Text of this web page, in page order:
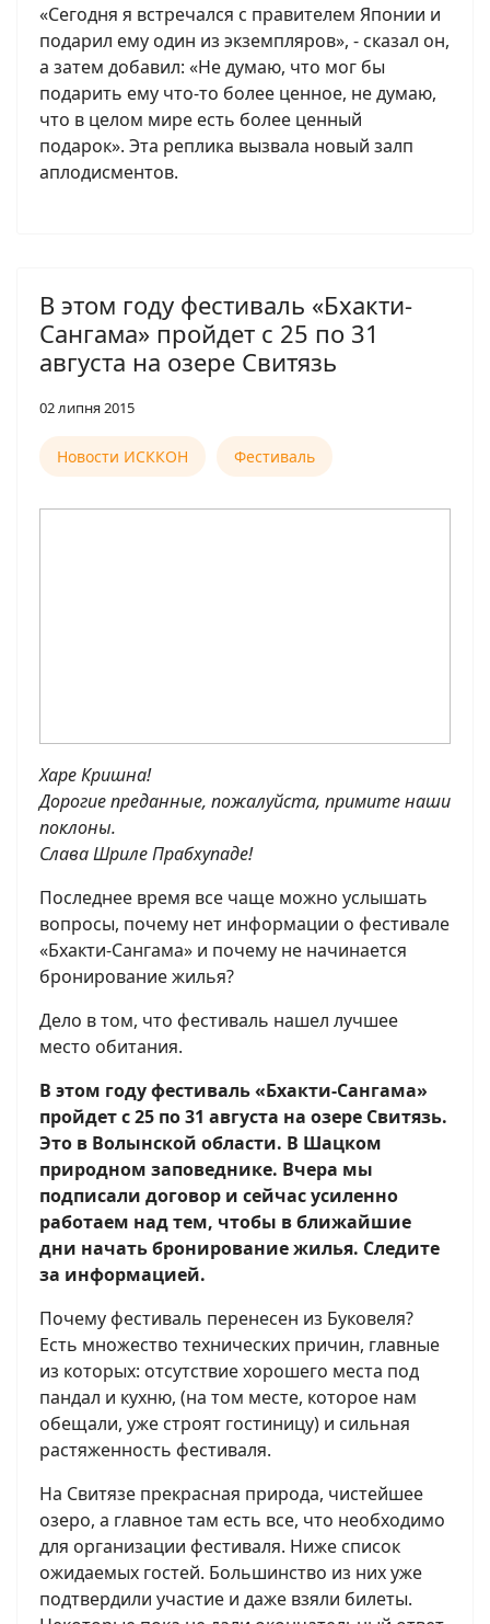
«Сегодня я встречался с правителем Японии и
подарил ему один из экземпляров», - сказал он,
а затем добавил: «Не думаю, что мог бы
подарить ему что-то более ценное, не думаю,
что в целом мире есть более ценный
подарок». Эта реплика вызвала новый залп
аплодисментов.
В этом году фестиваль «Бхакти-
Сангама» пройдет с 25 по 31
августа на озере Свитязь
02 липня 2015
Новости ИСККОН Фестиваль
Харе Кришна!
Дорогие преданные, пожалуйста, примите наши
поклоны.
Слава Шриле Прабхупаде!
Последнее время все чаще можно услышать
вопросы, почему нет информации о фестивале
«Бхакти-Сангама» и почему не начинается
бронирование жилья?
Дело в том, что фестиваль нашел лучшее
место обитания.
В этом году фестиваль «Бхакти-Сангама»
пройдет с 25 по 31 августа на озере Свитязь.
Это в Волынской области. В Шацком
природном заповеднике. Вчера мы
подписали договор и сейчас усиленно
работаем над тем, чтобы в ближайшие
дни начать бронирование жилья. Следите
за информацией.
Почему фестиваль перенесен из Буковеля?
Есть множество технических причин, главные
из которых: отсутствие хорошего места под
пандал и кухню, (на том месте, которое нам
обещали, уже строят гостиницу) и сильная
растяженность фестиваля.
На Свитязе прекрасная природа, чистейшее
озеро, а главное там есть все, что необходимо
для организации фестиваля. Ниже список
ожидаемых гостей. Большинство из них уже
подтвердили участие и даже взяли билеты.